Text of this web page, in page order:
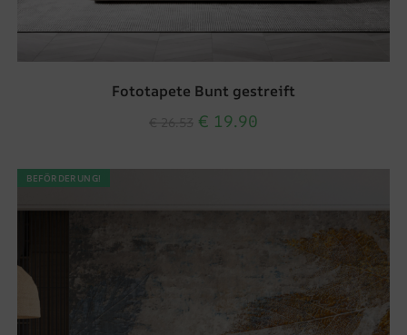
Fototapete Bunt gestreift
€ 19.90
BEFÖRDERUNG!